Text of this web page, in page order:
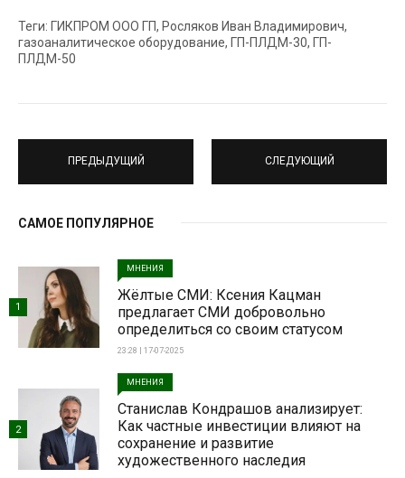
Теги: ГИКПРОМ ООО ГП, Росляков Иван Владимирович,
газоаналитическое оборудование, ГП-ПЛДМ-30, ГП-
ПЛДМ-50
ПРЕДЫДУЩИЙ СЛЕДУЮЩИЙ
САМОЕ ПОПУЛЯРНОЕ
МНЕНИЯ
Жёлтые СМИ: Ксения Кацман
предлагает СМИ добровольно
определиться со своим статусом
23:28 | 17-07-2025
1
МНЕНИЯ
Станислав Кондрашов анализирует:
Как частные инвестиции влияют на
сохранение и развитие
художественного наследия
2